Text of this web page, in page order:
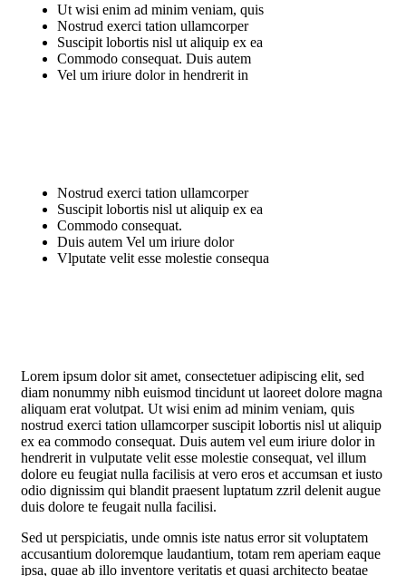
Ut wisi enim ad minim veniam, quis
Nostrud exerci tation ullamcorper
Suscipit lobortis nisl ut aliquip ex ea
Commodo consequat. Duis autem
Vel um iriure dolor in hendrerit in
Nostrud exerci tation ullamcorper
Suscipit lobortis nisl ut aliquip ex ea
Commodo consequat.
Duis autem Vel um iriure dolor
Vlputate velit esse molestie consequa
Lorem ipsum dolor sit amet, consectetuer adipiscing elit, sed
diam nonummy nibh euismod tincidunt ut laoreet dolore magna
aliquam erat volutpat. Ut wisi enim ad minim veniam, quis
nostrud exerci tation ullamcorper suscipit lobortis nisl ut aliquip
ex ea commodo consequat. Duis autem vel eum iriure dolor in
hendrerit in vulputate velit esse molestie consequat, vel illum
dolore eu feugiat nulla facilisis at vero eros et accumsan et iusto
odio dignissim qui blandit praesent luptatum zzril delenit augue
duis dolore te feugait nulla facilisi.
Sed ut perspiciatis, unde omnis iste natus error sit voluptatem
accusantium doloremque laudantium, totam rem aperiam eaque
ipsa, quae ab illo inventore veritatis et quasi architecto beatae